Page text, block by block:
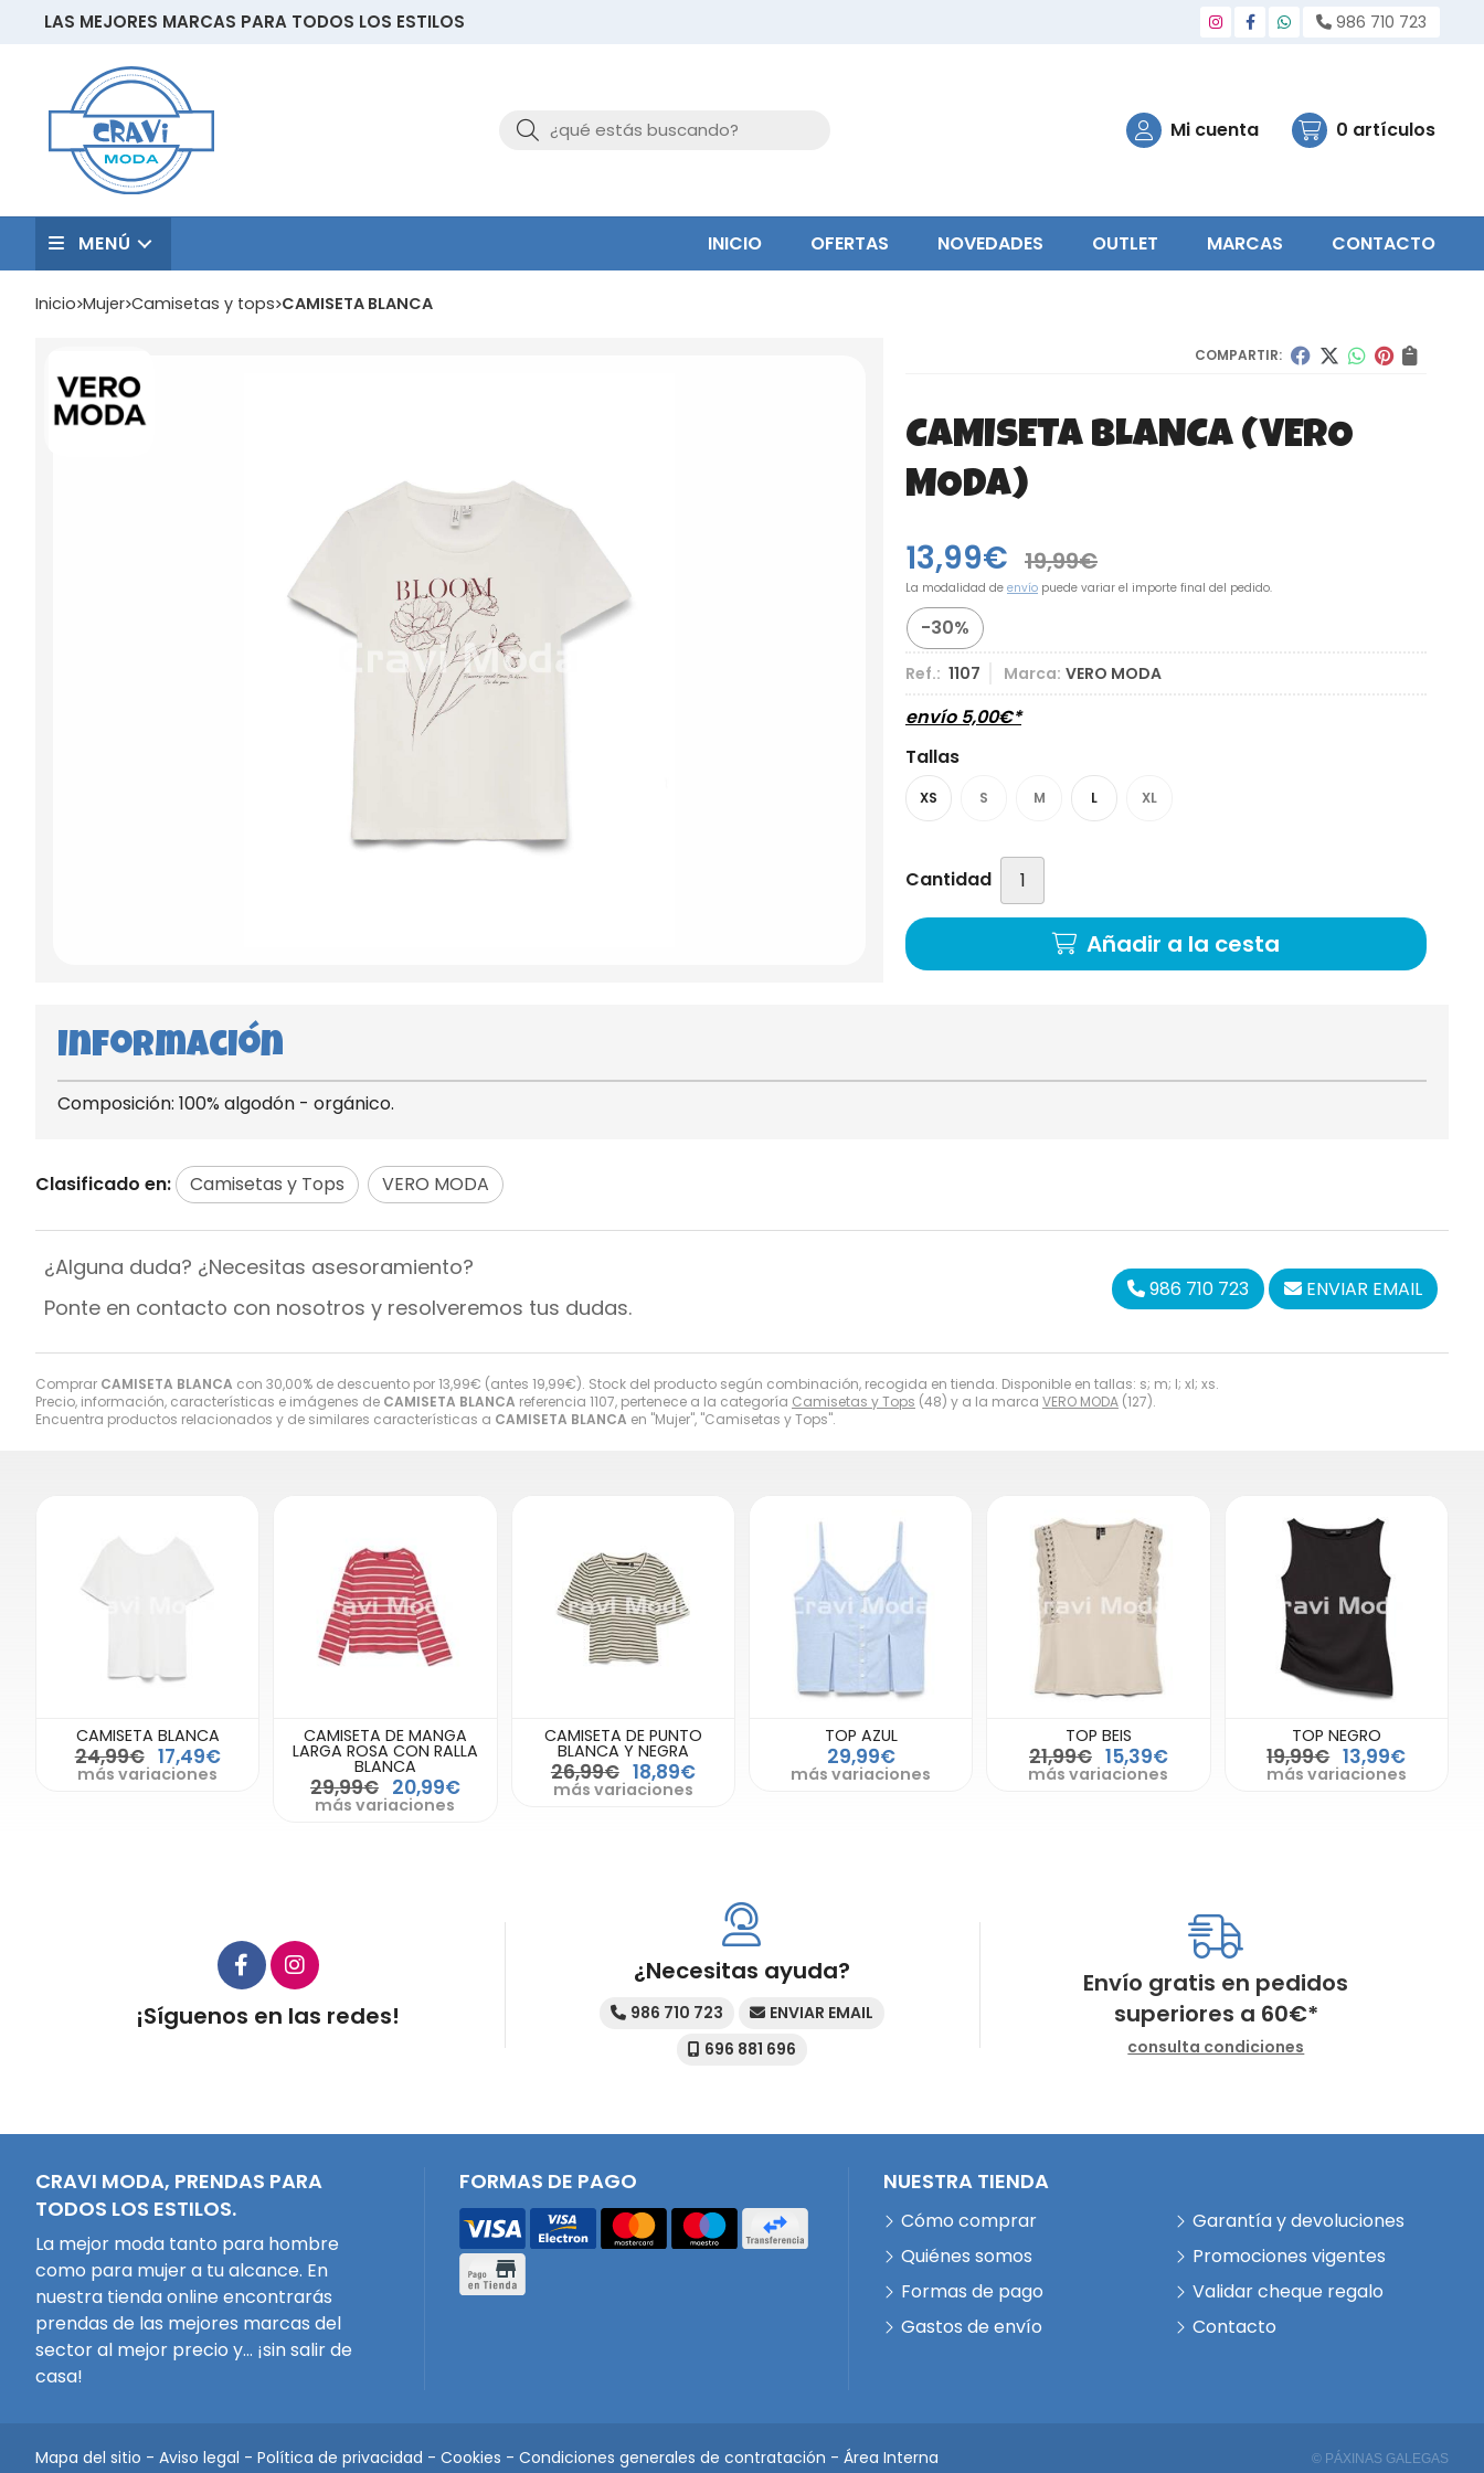
LAS MEJORES MARCAS PARA TODOS LOS ESTILOS 986 710 723
Buscar Mi cuenta 0 artículos
MENÚ INICIO OFERTAS NOVEDADES OUTLET MARCAS CONTACTO
Inicio mujer camisetas y tops CAMISETA BLANCA
COMPARTIR:
CAMISETA BLANCA (VERO
MODA)
13,99€ 19,99€
La modalidad de envío puede variar el importe final del pedido.
-30%
Ref.: 1107 Marca: VERO MODA
envío 5,00€*
Tallas
XS S M L XL
Cantidad
Añadir a la cesta
Comprar CAMISETA BLANCA con 30,00% de descuento por13,99€ (antes 19,99€). Stock del producto según combinación, recogida en tienda. Disponible en tallas: s; m; l; xl; xs.
Precio, información, características e imágenes de CAMISETA BLANCA referencia 1107, pertenece a la categoría Camisetas y Tops (48) y a la marca VERO MODA (127).
Encuentra productos relacionados y de similares características a CAMISETA BLANCA en "Mujer", "Camisetas y Tops".
Información
Composición: 100% algodón - orgánico.
Clasificado en: Camisetas y Tops VERO MODA
¿Alguna duda? ¿Necesitas asesoramiento?
Ponte en contacto con nosotros y resolveremos tus dudas.
986 710 723 ENVIAR EMAIL
CAMISETA BLANCA
24,99€ 17,49€
más variaciones
CAMISETA DE MANGA
LARGA ROSA CON RALLA
BLANCA
29,99€ 20,99€
más variaciones
CAMISETA DE PUNTO
BLANCA Y NEGRA
26,99€ 18,89€
más variaciones
TOP AZUL
29,99€
más variaciones
TOP BEIS
21,99€ 15,39€
más variaciones
TOP NEGRO
19,99€ 13,99€
más variaciones
¡Síguenos en las redes!
¿Necesitas ayuda?
986 710 723
ENVIAR EMAIL
696 881 696
Envío gratis en pedidos
superiores a 60€*
consulta condiciones
CRAVI MODA, PRENDAS PARA
TODOS LOS ESTILOS.
La mejor moda tanto para hombre
como para mujer a tu alcance. En
nuestra tienda online encontrarás
prendas de las mejores marcas del
sector al mejor precio y... ¡sin salir de
casa!
FORMAS DE PAGO NUESTRA TIENDA
Cómo comprar
Quiénes somos
Formas de pago
Gastos de envío
Garantía y devoluciones
Promociones vigentes
Validar cheque regalo
Contacto
Mapa del sitio - Aviso legal - Política de privacidad - Cookies - Condiciones generales de contratación - Área Interna © PÁXINAS GALEGAS